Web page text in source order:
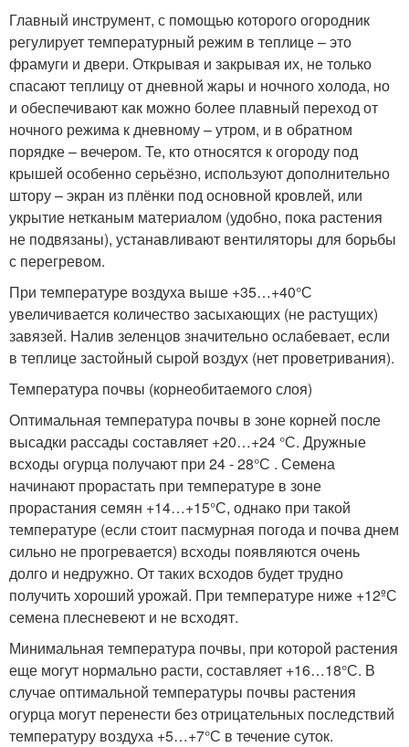
Главный инструмент, с помощью которого огородник
регулирует температурный режим в теплице – это
фрамуги и двери. Открывая и закрывая их, не только
спасают теплицу от дневной жары и ночного холода, но
и обеспечивают как можно более плавный переход от
ночного режима к дневному – утром, и в обратном
порядке – вечером. Те, кто относятся к огороду под
крышей особенно серьёзно, используют дополнительно
штору – экран из плёнки под основной кровлей, или
укрытие нетканым материалом (удобно, пока растения
не подвязаны), устанавливают вентиляторы для борьбы
с перегревом.
При температуре воздуха выше +35…+40°С
увеличивается количество засыхающих (не растущих)
завязей. Налив зеленцов значительно ослабевает, если
в теплице застойный сырой воздух (нет проветривания).
Температура почвы (корнеобитаемого слоя)
Оптимальная температура почвы в зоне корней после
высадки рассады составляет +20…+24 °С. Дружные
всходы огурца получают при 24 - 28°С . Семена
начинают прорастать при температуре в зоне
прорастания семян +14…+15°С, однако при такой
температуре (если стоит пасмурная погода и почва днем
сильно не прогревается) всходы появляются очень
долго и недружно. От таких всходов будет трудно
получить хороший урожай. При температуре ниже +12ºС
семена плесневеют и не всходят.
Минимальная температура почвы, при которой растения
еще могут нормально расти, составляет +16…18°С. В
случае оптимальной температуры почвы растения
огурца могут перенести без отрицательных последствий
температуру воздуха +5…+7°С в течение суток.